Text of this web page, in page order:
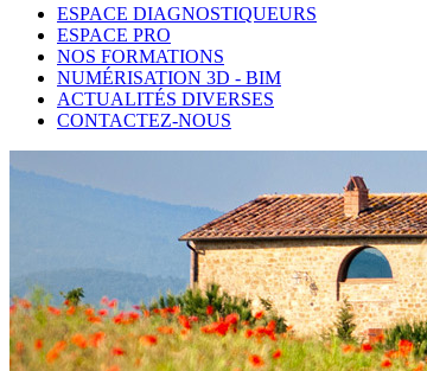
ESPACE DIAGNOSTIQUEURS
ESPACE PRO
NOS FORMATIONS
NUMÉRISATION 3D - BIM
ACTUALITÉS DIVERSES
CONTACTEZ-NOUS